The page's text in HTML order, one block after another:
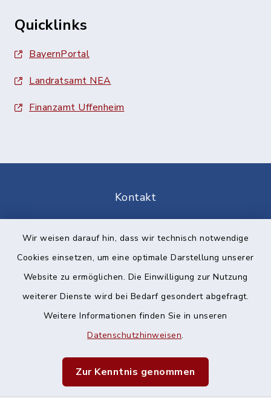
Wir weisen darauf hin, dass wir technisch notwendige
Cookies einsetzen, um eine optimale Darstellung unserer
Website zu ermöglichen. Die Einwilligung zur Nutzung
weiterer Dienste wird bei Bedarf gesondert abgefragt.
Weitere Informationen finden Sie in unseren
Datenschutzhinweisen.
Zur Kenntnis genommen
Quicklinks
BayernPortal
Landratsamt NEA
Finanzamt Uffenheim
Kontakt
Datenschutz
Impressum
Sitemap
Cookie-Einstellungen